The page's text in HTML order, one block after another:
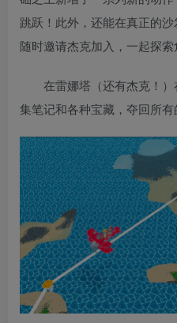
跳跃！此外，还能在真正的沙
随时邀请杰克加入，一起探索
在雷娜塔（还有杰克！
集笔记和各种宝藏，夺回所有